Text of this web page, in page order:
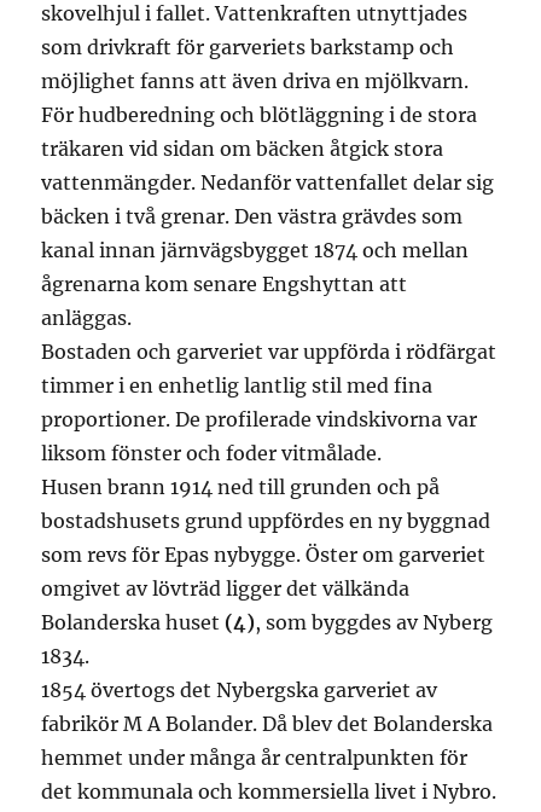
skovelhjul i fallet. Vattenkraften utnyttjades
som drivkraft för garveriets barkstamp och
möjlighet fanns att även driva en mjölkvarn.
För hudberedning och blötläggning i de stora
träkaren vid sidan om bäcken åtgick stora
vattenmängder. Nedanför vattenfallet delar sig
bäcken i två grenar. Den västra grävdes som
kanal innan järnvägsbygget 1874 och mellan
ågrenarna kom senare Engshyttan att
anläggas.
Bostaden och garveriet var uppförda i rödfärgat
timmer i en enhetlig lantlig stil med fina
proportioner. De profilerade vindskivorna var
liksom fönster och foder vitmålade.
Husen brann 1914 ned till grunden och på
bostadshusets grund uppfördes en ny byggnad
som revs för Epas nybygge. Öster om garveriet
omgivet av lövträd ligger det välkända
Bolanderska huset (4), som byggdes av Nyberg
1834.
1854 övertogs det Nybergska garveriet av
fabrikör M A Bolander. Då blev det Bolanderska
hemmet under många år centralpunkten för
det kommunala och kommersiella livet i Nybro.